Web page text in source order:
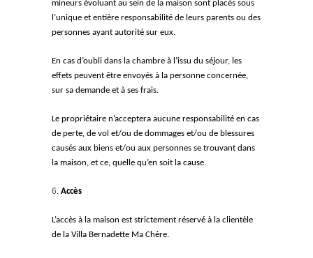
mineurs évoluant au sein de la maison sont placés sous
l’unique et entière responsabilité de leurs parents ou des
personnes ayant autorité sur eux.
En cas d’oubli dans la chambre à l’issu du séjour, les
effets peuvent être envoyés à la personne concernée,
sur sa demande et à ses frais.
Le propriétaire n’acceptera aucune responsabilité en cas
de perte, de vol et/ou de dommages et/ou de blessures
causés aux biens et/ou aux personnes se trouvant dans
la maison, et ce, quelle qu’en soit la cause.
Accès
L’accès à la maison est strictement réservé à la clientèle
de la Villa Bernadette Ma Chère.